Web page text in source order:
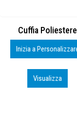
BS600 – 5139960
Personalizza
Visualizza